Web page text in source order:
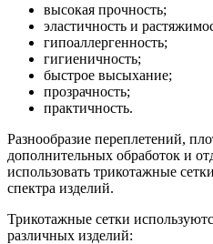
высокая прочность;
эластичность и
гипоаллергенность;
гигиеничность;
быстрое высыхание;
прозрачность;
практичность.
Разнообразие переплетений,
дополнительных обработок и
использовать трикотажные
спектра изделий.
Трикотажные сетки
различных изделий: